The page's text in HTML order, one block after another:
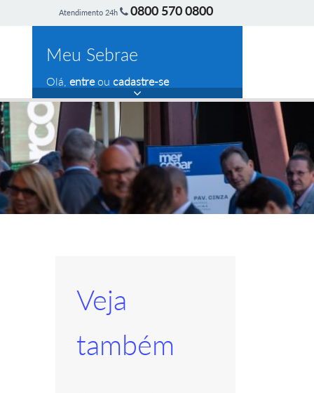
Atendimento 24h 0800 570 0800
Meu Sebrae
Olá, entreou cadastre-se
Veja
também